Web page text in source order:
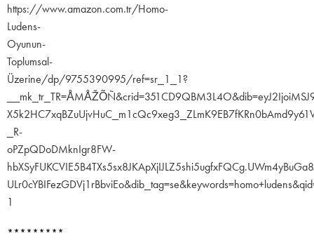
https://www.amazon.com.tr/Homo-
Ludens-
Oyunun-
Toplumsal-
Üzerine/dp/9755390995/ref=sr_1_1?
_R-
oPZpQDoDMknIgr8FW-
1
*********